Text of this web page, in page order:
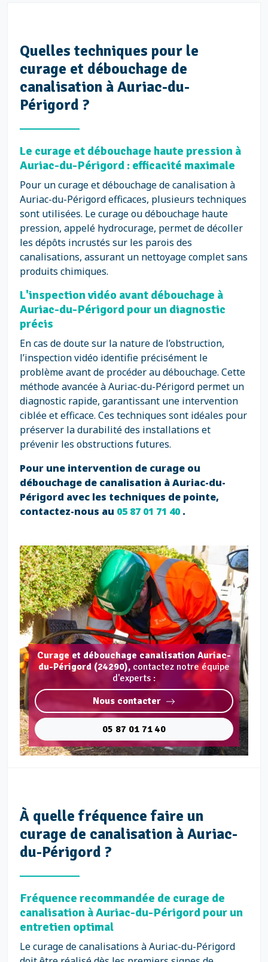
Quelles techniques pour le
curage et débouchage de
canalisation à Auriac-du-
Périgord ?
Le curage et débouchage haute pression à
Auriac-du-Périgord : efficacité maximale
Pour un curage et débouchage de canalisation à
Auriac-du-Périgord efficaces, plusieurs techniques
sont utilisées. Le curage ou débouchage haute
pression, appelé hydrocurage, permet de décoller
les dépôts incrustés sur les parois des
canalisations, assurant un nettoyage complet sans
produits chimiques.
L'inspection vidéo avant débouchage à
Auriac-du-Périgord pour un diagnostic
précis
En cas de doute sur la nature de l’obstruction,
l’inspection vidéo identifie précisément le
problème avant de procéder au débouchage. Cette
méthode avancée à Auriac-du-Périgord permet un
diagnostic rapide, garantissant une intervention
ciblée et efficace. Ces techniques sont idéales pour
préserver la durabilité des installations et
prévenir les obstructions futures.
Pour une intervention de curage ou
débouchage de canalisation à Auriac-du-
Périgord avec les techniques de pointe,
contactez-nous au 05 87 01 71 40.
Curage et débouchage canalisation Auriac-
du-Périgord (24290), contactez notre équipe
d'experts :
Nous contacter
05 87 01 71 40
À quelle fréquence faire un
curage de canalisation à Auriac-
du-Périgord ?
Fréquence recommandée de curage de
canalisation à Auriac-du-Périgord pour un
entretien optimal
Le curage de canalisations à Auriac-du-Périgord